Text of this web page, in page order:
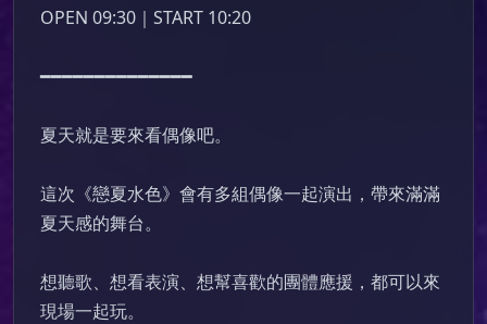
OPEN 09:30｜START 10:20
━━━━━━━━━━━━━━
夏天就是要來看偶像吧。
這次《戀夏水色》會有多組偶像一起演出，帶來滿滿
夏天感的舞台。
想聽歌、想看表演、想幫喜歡的團體應援，都可以來
現場一起玩。